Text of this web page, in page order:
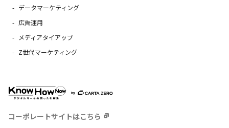
データマーケティング
広告運用
メディアタイアップ
Z世代マーケティング
コーポレートサイトはこちら